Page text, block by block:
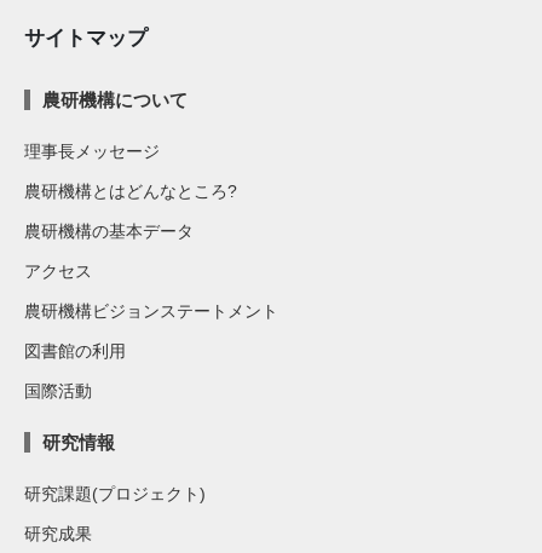
サイトマップ
農研機構について
理事長メッセージ
農研機構とはどんなところ?
農研機構の基本データ
アクセス
農研機構ビジョンステートメント
図書館の利用
国際活動
研究情報
研究課題(プロジェクト)
研究成果